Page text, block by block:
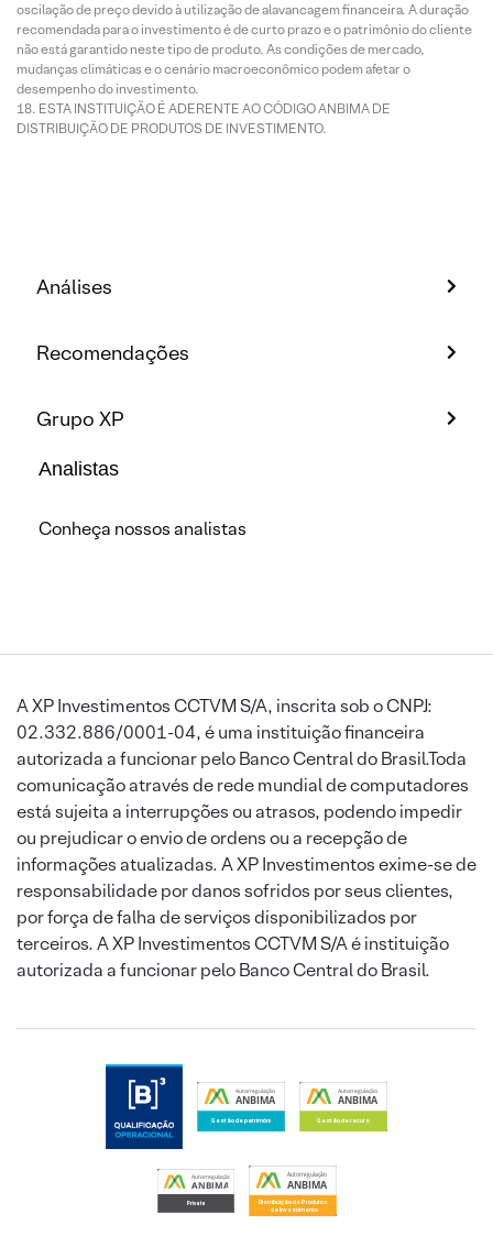
oscilação de preço devido à utilização de alavancagem financeira. A duração
recomendada para o investimento é de curto prazo e o patrimônio do cliente
não está garantido neste tipo de produto. As condições de mercado,
mudanças climáticas e o cenário macroeconômico podem afetar o
desempenho do investimento.
ESTA INSTITUIÇÃO É ADERENTE AO CÓDIGO ANBIMA DE
DISTRIBUIÇÃO DE PRODUTOS DE INVESTIMENTO.
Análises
Recomendações
Grupo XP
Analistas
Conheça nossos analistas
A XP Investimentos CCTVM S/A, inscrita sob o CNPJ:
02.332.886/0001-04, é uma instituição financeira
autorizada a funcionar pelo Banco Central do Brasil.Toda
comunicação através de rede mundial de computadores
está sujeita a interrupções ou atrasos, podendo impedir
ou prejudicar o envio de ordens ou a recepção de
informações atualizadas. A XP Investimentos exime-se de
responsabilidade por danos sofridos por seus clientes,
por força de falha de serviços disponibilizados por
terceiros. A XP Investimentos CCTVM S/A é instituição
autorizada a funcionar pelo Banco Central do Brasil.